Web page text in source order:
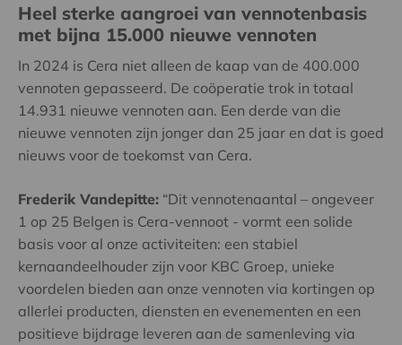
Heel sterke aangroei van vennotenbasis
met bijna 15.000 nieuwe vennoten
In 2024 is Cera niet alleen de kaap van de 400.000
vennoten gepasseerd. De coöperatie trok in totaal
14.931 nieuwe vennoten aan. Een derde van die
nieuwe vennoten zijn jonger dan 25 jaar en dat is goed
nieuws voor de toekomst van Cera.
Frederik Vandepitte: “Dit vennotenaantal – ongeveer
1 op 25 Belgen is Cera-vennoot - vormt een solide
basis voor al onze activiteiten: een stabiel
kernaandeelhouder zijn voor KBC Groep, unieke
voordelen bieden aan onze vennoten via kortingen op
allerlei producten, diensten en evenementen en een
positieve bijdrage leveren aan de samenleving via